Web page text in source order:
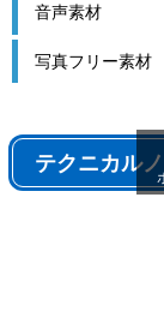
音声素材
写真フリー素材
テクニカル